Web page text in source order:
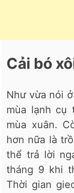
Cải bó
Như vừa nói
mùa lạnh cụ
mùa xuân.
hơn nữa là
thể trả lời
tháng 9 khi
Thời gian